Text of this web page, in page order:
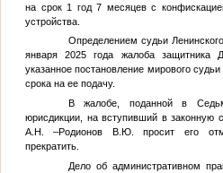
на срок 1 год 7 месяцев с
устройства.
Определением судьи
января 2025 года жалоба
указанное постановление мирового
срока на ее подачу.
В жалобе, поданной в
юрисдикции, на вступивший в законную
А.Н. –Родионов В.Ю. просит его
прекратить.
Дело об административном